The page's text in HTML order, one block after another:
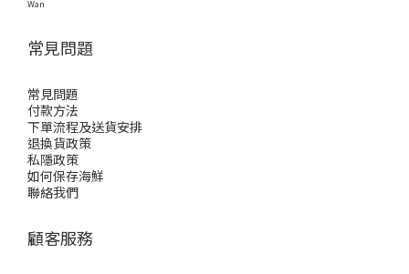
Wan
常見問題
常見問題
付款方法
下單流程及送貨安排
退換貨政策
私隱政策
如何保存海鮮
聯絡我們
顧客服務